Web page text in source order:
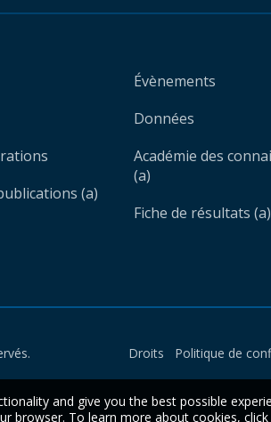
(a)
Évènements
Données
Académie des
(a)
Fiche de résultats (a)
Droits Politique de
and give you the best possible
browser. To learn more about cookies,